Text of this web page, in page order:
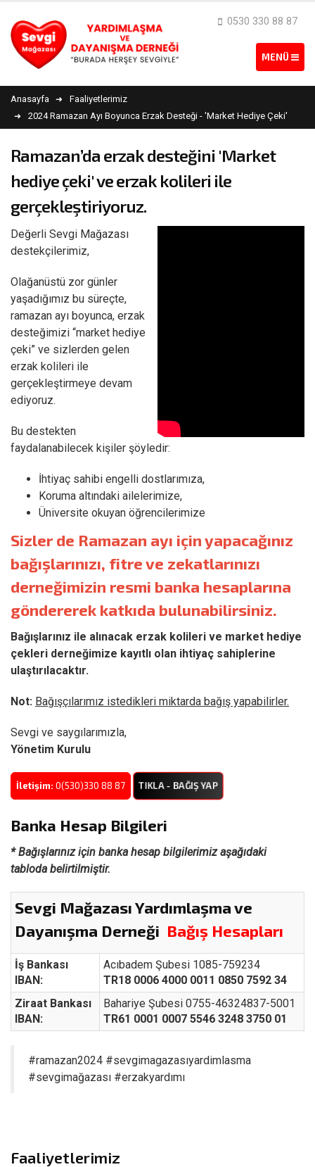
0530 330 88 87
Anasayfa
Faaliyetlerimiz
2024 Ramazan Ayı Boyunca Erzak Desteği - 'Market Hediye Çeki'
Ramazan’da erzak desteğini 'Market
hediye çeki' ve erzak kolileri ile
gerçekleştiriyoruz.
Değerli Sevgi Mağazası
destekçilerimiz,
Olağanüstü zor günler
yaşadığımız bu süreçte,
ramazan ayı boyunca, erzak
desteğimizi “market hediye
çeki” ve sizlerden gelen
erzak kolileri ile
gerçekleştirmeye devam
ediyoruz.
Bu destekten
faydalanabilecek kişiler şöyledir:
İhtiyaç sahibi engelli dostlarımıza,
Koruma altındaki ailelerimize,
Üniversite okuyan öğrencilerimize
Sizler de Ramazan ayı için yapacağınız
bağışlarınızı, fitre ve zekatlarınızı
derneğimizin resmi banka hesaplarına
göndererek katkıda bulunabilirsiniz.
Bağışlarınız ile alınacak erzak kolileri ve market hediye
çekleri derneğimize kayıtlı olan ihtiyaç sahiplerine
ulaştırılacaktır.
Not: Bağışçılarımız istedikleri miktarda bağış yapabilirler.
Sevgi ve saygılarımızla,
Yönetim Kurulu
İletişim: 0(530)330 88 87 TIKLA - BAĞIŞ YAP
Banka Hesap Bilgileri
* Bağışlarınız için banka hesap bilgilerimiz aşağıdaki
tabloda belirtilmiştir.
Sevgi Mağazası Yardımlaşma ve
Dayanışma Derneği Bağış Hesapları
İş Bankası
IBAN:
Acıbadem Şubesi 1085-759234
TR18 0006 4000 0011 0850 7592 34
Ziraat Bankası
IBAN:
Bahariye Şubesi 0755-46324837-5001
TR61 0001 0007 5546 3248 3750 01
#ramazan2024 #sevgimagazasıyardimlasma
#sevgimağazası #erzakyardımı
Faaliyetlerimiz